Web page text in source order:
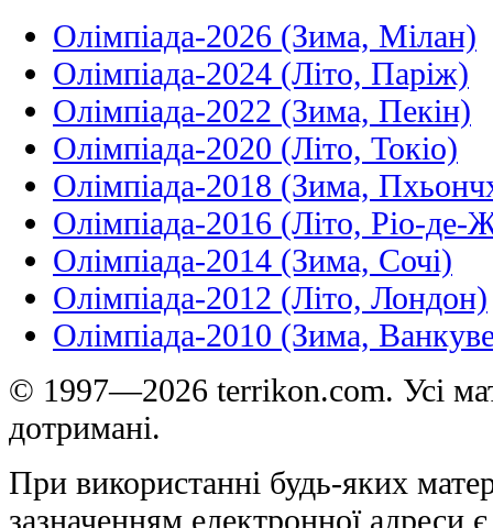
Олімпіада-2026 (Зима, Мілан)
Олімпіада-2024 (Літо, Паріж)
Олімпіада-2022 (Зима, Пекін)
Олімпіада-2020 (Літо, Токіо)
Олімпіада-2018 (Зима,
Олімпіада-2016 (Літо, Ріо-де-
Олімпіада-2014 (Зима, Сочі)
Олімпіада-2012 (Літо, Лондон)
Олімпіада-2010 (Зима,
© 1997—2026 terrikon.com. Усі
дотримані.
При використанні будь-яких
зазначенням електронної адреси